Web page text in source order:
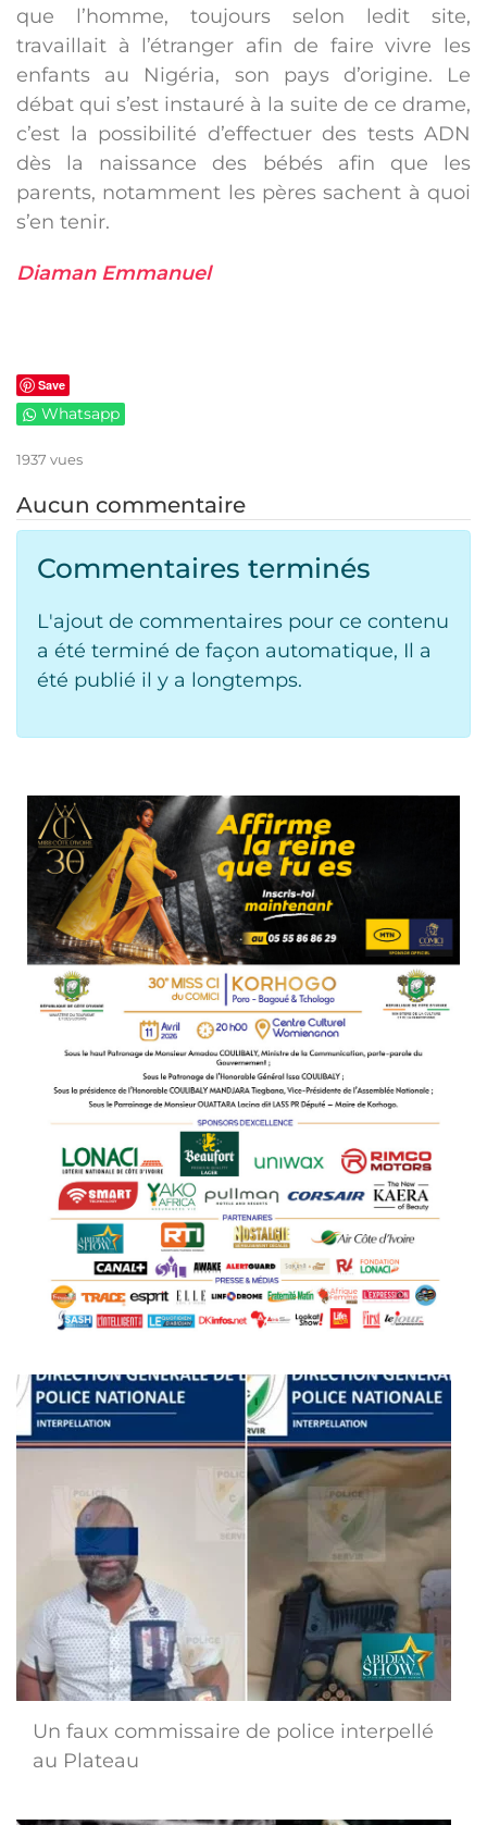
que l’homme, toujours selon ledit site,
travaillait à l’étranger afin de faire vivre les
enfants au Nigéria, son pays d’origine. Le
débat qui s’est instauré à la suite de ce drame,
c’est la possibilité d’effectuer des tests ADN
dès la naissance des bébés afin que les
parents, notamment les pères sachent à quoi
s’en tenir.
Diaman Emmanuel
Save
Whatsapp
1937 vues
Aucun commentaire
Commentaires terminés
L'ajout de commentaires pour ce contenu
a été terminé de façon automatique, Il a
été publié il y a longtemps.
Un faux commissaire de police interpellé
au Plateau